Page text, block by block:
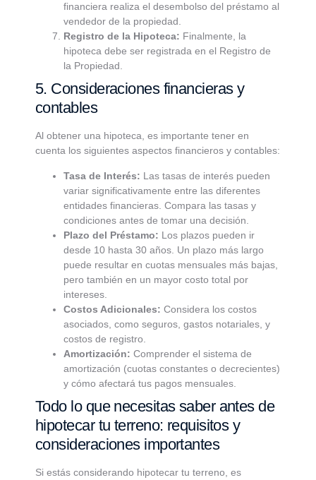
financiera realiza el desembolso del préstamo al
vendedor de la propiedad.
Registro de la Hipoteca: Finalmente, la
hipoteca debe ser registrada en el Registro de
la Propiedad.
5. Consideraciones financieras y
contables
Al obtener una hipoteca, es importante tener en
cuenta los siguientes aspectos financieros y contables:
Tasa de Interés: Las tasas de interés pueden
variar significativamente entre las diferentes
entidades financieras. Compara las tasas y
condiciones antes de tomar una decisión.
Plazo del Préstamo: Los plazos pueden ir
desde 10 hasta 30 años. Un plazo más largo
puede resultar en cuotas mensuales más bajas,
pero también en un mayor costo total por
intereses.
Costos Adicionales: Considera los costos
asociados, como seguros, gastos notariales, y
costos de registro.
Amortización: Comprender el sistema de
amortización (cuotas constantes o decrecientes)
y cómo afectará tus pagos mensuales.
Todo lo que necesitas saber antes de
hipotecar tu terreno: requisitos y
consideraciones importantes
Si estás considerando hipotecar tu terreno, es